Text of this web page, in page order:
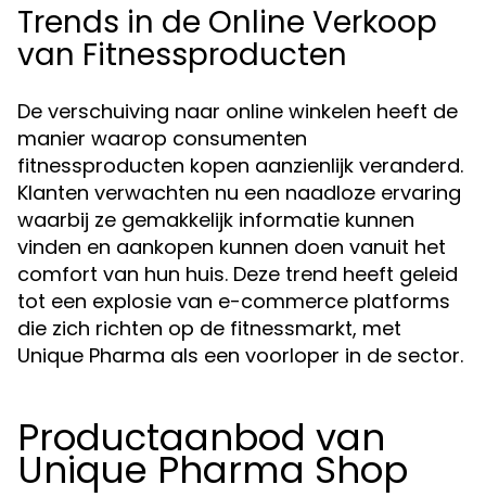
Trends in de Online Verkoop
van Fitnessproducten
De verschuiving naar online winkelen heeft de
manier waarop consumenten
fitnessproducten kopen aanzienlijk veranderd.
Klanten verwachten nu een naadloze ervaring
waarbij ze gemakkelijk informatie kunnen
vinden en aankopen kunnen doen vanuit het
comfort van hun huis. Deze trend heeft geleid
tot een explosie van e-commerce platforms
die zich richten op de fitnessmarkt, met
Unique Pharma als een voorloper in de sector.
Productaanbod van
Unique Pharma Shop